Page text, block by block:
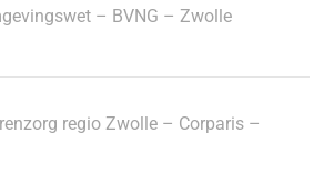
– BVNG – Zwolle
regio Zwolle – Corparis –